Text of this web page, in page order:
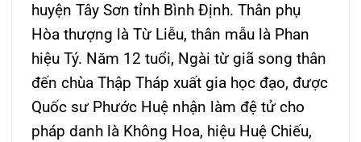
huyện Tây Sơn tỉnh Bình Định. Thân phụ
Hòa thượng là Từ Liễu, thân mẫu là Phan
hiệu Tý. Năm 12 tuổi, Ngài từ giã song thân
đến chùa Thập Tháp xuất gia học đạo, được
Quốc sư Phước Huệ nhận làm đệ tử cho
pháp danh là Không Hoa, hiệu Huệ Chiếu,